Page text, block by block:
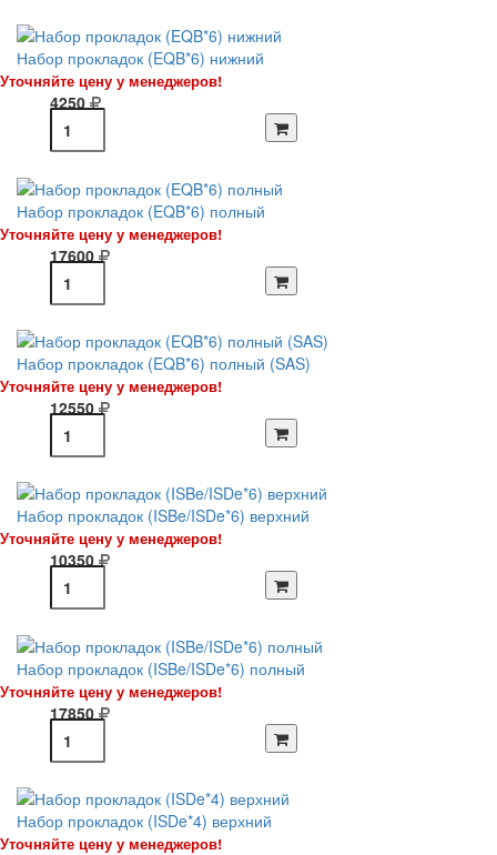
Набор прокладок (EQB*6) нижний
Уточняйте цену у менеджеров!
4250
Набор прокладок (EQB*6) полный
Уточняйте цену у менеджеров!
17600
Набор прокладок (EQB*6) полный (SAS)
Уточняйте цену у менеджеров!
12550
Набор прокладок (ISBe/ISDe*6) верхний
Уточняйте цену у менеджеров!
10350
Набор прокладок (ISBe/ISDe*6) полный
Уточняйте цену у менеджеров!
17850
Набор прокладок (ISDe*4) верхний
Уточняйте цену у менеджеров!